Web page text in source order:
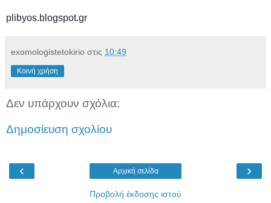
plibyos.blogspot.gr
exomologistetokirio στις 10:49
Κοινή χρήση
Δεν υπάρχουν σχόλια:
Δημοσίευση σχολίου
‹ ›
Αρχική σελίδα
Προβολή έκδοσης ιστού